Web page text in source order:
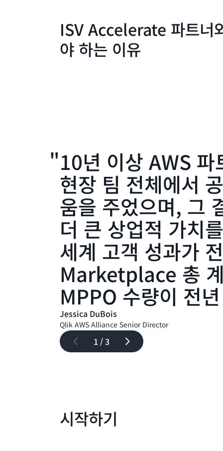
ISV Accelerate 파트너
야 하는 이유
10년 이상 AWS
현장 팀 전체에서
움을 주었으며, 그
더 큰 상업적 가치
세계 고객 성과가
Marketplace 총
MPPO 수량이 전
Jessica DuBois
Qlik AWS Alliance Senior Director
1 / 3
시작하기